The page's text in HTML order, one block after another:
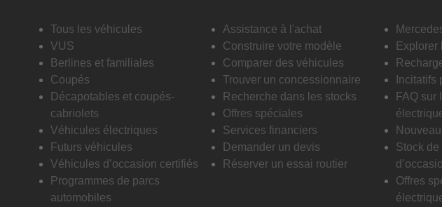
Tous les véhicules
VUS
Berlines et familiales
Coupés
Décapotables et coupés-
cabriolets
Véhicules électriques
Futurs véhicules
Véhicules d’occasion certifiés
Programmes de parcs
automobiles
Assistance à l'achat
Construire votre modèle
Comparer des véhicules
Trouver un concessionnaire
Recherche dans les stocks
Offres spéciales
Services financiers
Demander un devis
Réserver un essai routier
Explorer
Incitatifs
FAQ sur
Stock
Offres